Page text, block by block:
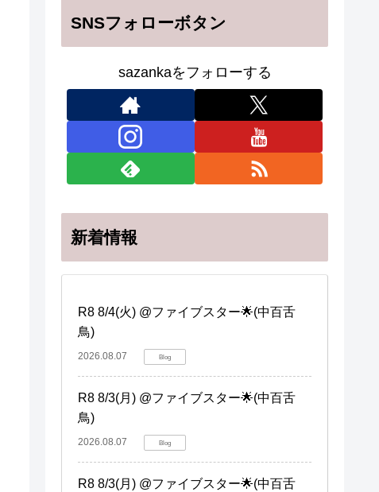
SNSフォローボタン
sazankaをフォローする
新着情報
R8 8/4(火) @ファイブスター🌟(中百舌
鳥)
2026.08.07 Blog
R8 8/3(月) @ファイブスター🌟(中百舌
鳥)
2026.08.07 Blog
R8 8/3(月) @ファイブスター🌟(中百舌